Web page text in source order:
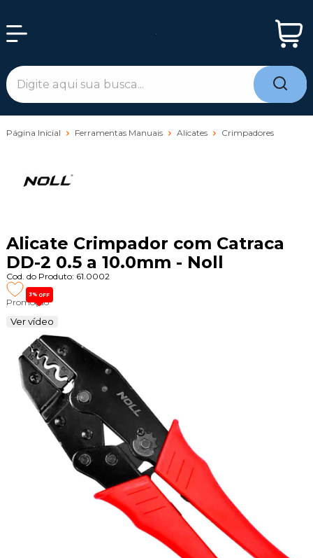
Página Inicial Ferramentas Manuais Alicates Crimpadores
Alicate Crimpador com Catraca
DD-2 0.5 a 10.0mm - Noll
Cod. do Produto: 61.0002
3% OFF
Promoção
Ver vídeo